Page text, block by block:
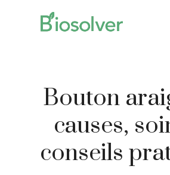
Bouton
causes,
conseils